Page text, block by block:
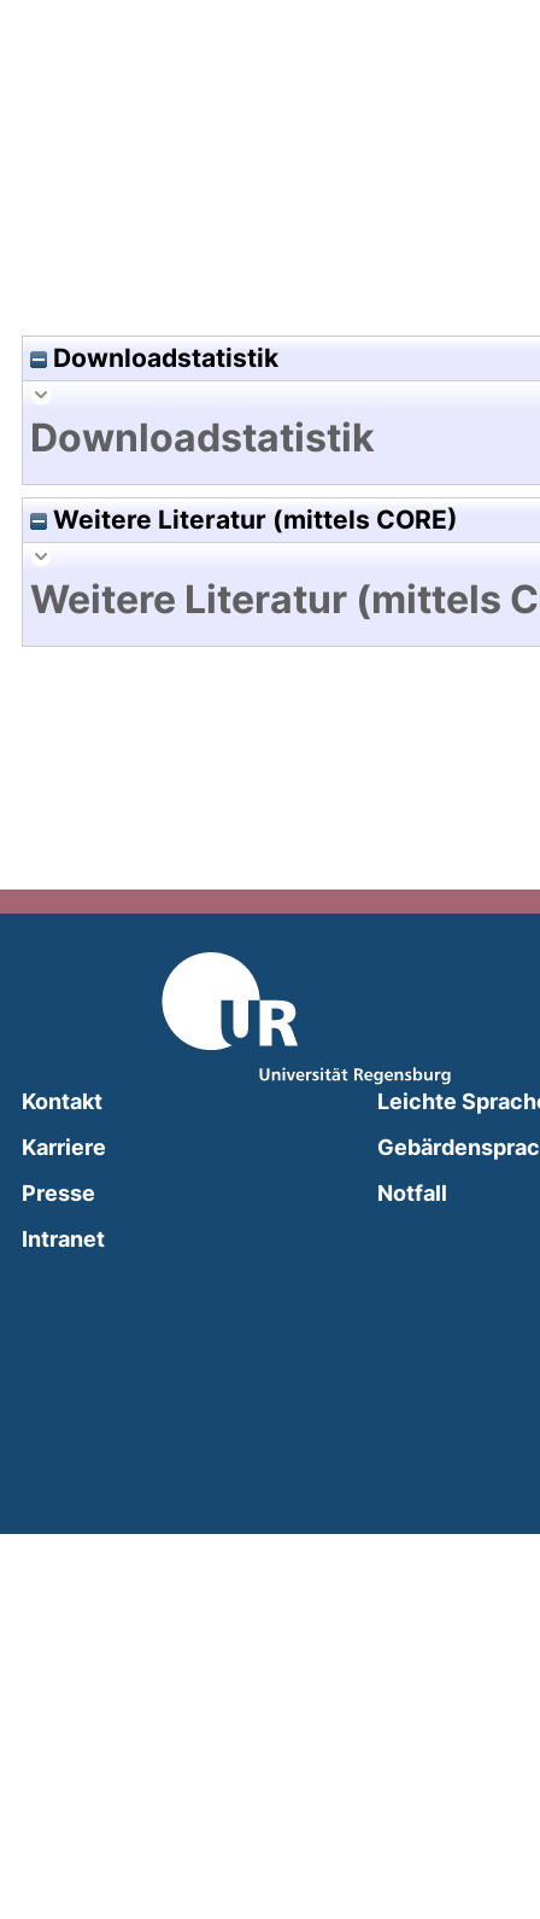
Downloadstatistik
Downloadstatistik
Weitere Literatur (mittels CORE)
Weitere Literatur (mittels
Kontakt
Karriere
Presse
Intranet(external link, opens in a new window)
Leichte
Notfall